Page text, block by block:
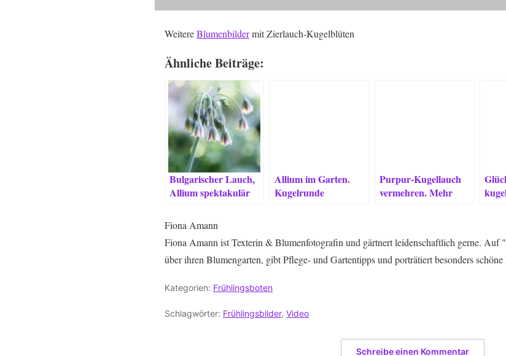
WeitereBlumenbildermit Zierlauch-Kugelblüten
Ähnliche Beiträge:
Bulgarischer Lauch,
Allium spektakulär
Allium im Garten.
Kugelrunde
Purpur-Kugellauch
vermehren. Mehr
Fiona Amann
Fiona Amann ist Texterin & Blumenfotografin und gärtnert leidenschaftlich gerne. Auf
über ihren Blumengarten, gibt Pflege- und Gartentipps und porträtiert besonders
Kategorien: Frühlingsboten
Schlagwörter: Frühlingsbilder, Video
Schreibe einen Kommentar